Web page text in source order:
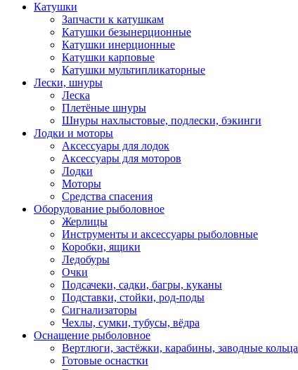
Катушки
Запчасти к катушкам
Катушки безынерционные
Катушки инерционные
Катушки карповые
Катушки мультипликаторные
Лески, шнуры
Леска
Плетёные шнуры
Шнуры нахлыстовые, подлески, бэкинги
Лодки и моторы
Аксессуары для лодок
Аксессуары для моторов
Лодки
Моторы
Средства спасения
Оборудование рыболовное
Жерлицы
Инструменты и аксессуары рыболовные
Коробки, ящики
Ледобуры
Очки
Подсачеки, садки, багры, куканы
Подставки, стойки, род-поды
Сигнализаторы
Чехлы, сумки, тубусы, вёдра
Оснащение рыболовное
Вертлюги, застёжки, карабины, заводные кольца
Готовые оснастки